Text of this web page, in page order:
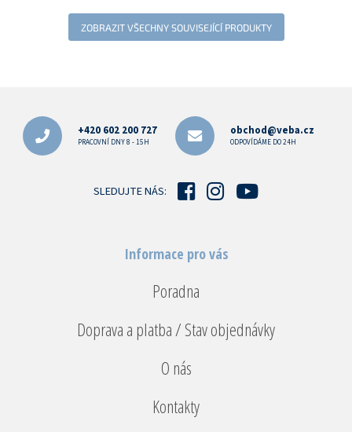
ZOBRAZIT VŠECHNY SOUVISEJÍCÍ PRODUKTY
+420 602 200 727
PRACOVNÍ DNY 8 - 15H
obchod@veba.cz
ODPOVÍDÁME DO 24H
SLEDUJTE NÁS:
Informace pro vás
Poradna
Doprava a platba / Stav objednávky
O nás
Kontakty